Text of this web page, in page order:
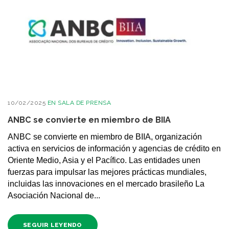
10/02/2025 EN SALA DE PRENSA
ANBC se convierte en miembro de BIIA
ANBC se convierte en miembro de BIIA, organización
activa en servicios de información y agencias de crédito en
Oriente Medio, Asia y el Pacífico. Las entidades unen
fuerzas para impulsar las mejores prácticas mundiales,
incluidas las innovaciones en el mercado brasileño La
Asociación Nacional de...
SEGUIR LEYENDO